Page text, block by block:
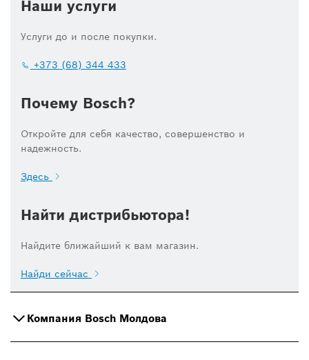
Наши услуги
Услуги до и после покупки.
+373 (68) 344 433
Почему Bosch?
Откройте для себя качество, совершенство и
надежность.
Здесь
Найти дистрибьютора!
Найдите ближайший к вам магазин.
Найди сейчас
Компания Bosch Молдова